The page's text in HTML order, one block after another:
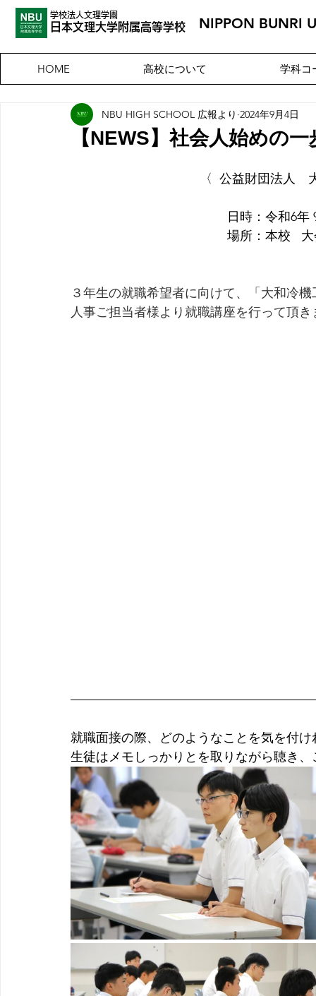
学校法人文理学園
​日本文理大学附属高等学校 NIPPON BUNRI
HOME 高校について 学科コ
【NEWS】社会人始めの
NBU HIGH SCHOOL 広報より 2024年9月4日
〈  公益財団法人
日時：令和
場所：本
３年生の就職希望者に向けて、「大和冷
人事ご担当者様より就職講座を行って頂き
就職面接の際、どのようなことを気を付
生徒はメモしっかりとを取りながら聴き